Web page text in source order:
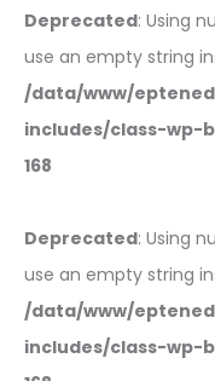
Deprecated: Using
use an empty string
/data/www/
includes/class-
168
Deprecated: Using
use an empty string
/data/www/
includes/class-